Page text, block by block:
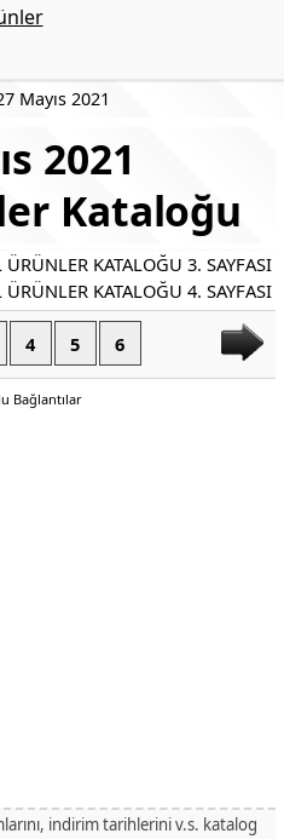
Mayıs 2021
2021
Kataloğu
4 5 6
Bağlantılar
indirim tarihlerini v.s. katalog